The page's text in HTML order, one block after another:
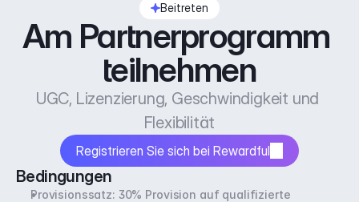
Beitreten
Am Partnerprogramm
teilnehmen
UGC, Lizenzierung, Geschwindigkeit und
Flexibilität
Registrieren Sie sich bei Rewardful
Bedingungen
Provisionssatz: 30% Provision auf qualifizierte